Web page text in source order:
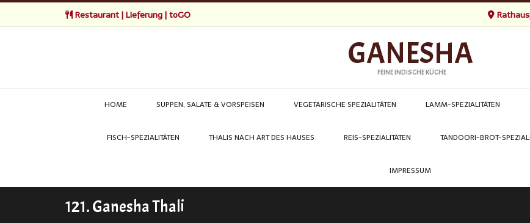
Restaurant | Lieferung | toGO
GANESHA
FEINE INDISCHE KÜCHE
HOME SUPPEN, SALATE & VORSPEISEN VEGETARISCHE SPEZIALITÄTEN LAMM-SPEZIALITÄTEN
FISCH-SPEZIALITÄTEN THALIS NACH ART DES HAUSES REIS-SPEZIALITÄTEN TANDOORI-BROT-
IMPRESSUM
121. Ganesha Thali